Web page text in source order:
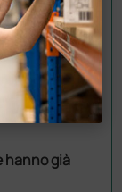
hanno già